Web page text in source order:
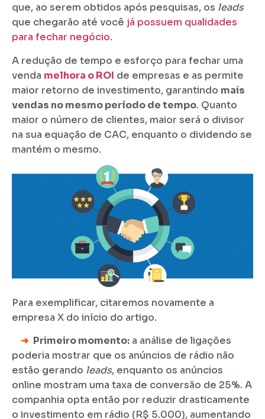
que, ao serem obtidos após pesquisas, os leads
que chegarão até você já possuem qualidades
para fechar negócio.
A redução de tempo e esforço para fechar uma
venda melhora o ROI de empresas e as permite
maior retorno de investimento, garantindo mais
vendas no mesmo período de tempo. Quanto
maior o número de clientes, maior será o divisor
na sua equação de CAC, enquanto o dividendo se
mantém o mesmo.
Para exemplificar, citaremos novamente a
empresa X do início do artigo.
➜ Primeiro momento: a análise de ligações
poderia mostrar que os anúncios de rádio não
estão gerando leads, enquanto os anúncios
online mostram uma taxa de conversão de 25%. A
companhia opta então por reduzir drasticamente
o investimento em rádio (R$ 5.000), aumentando